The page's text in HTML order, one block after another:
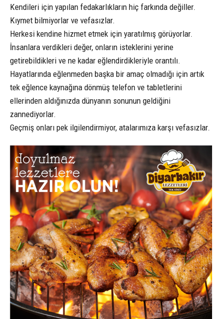
Kendileri için yapılan fedakarlıkların hiç farkında değiller.
Kıymet bilmiyorlar ve vefasızlar.
Herkesi kendine hizmet etmek için yaratılmış görüyorlar.
İnsanlara verdikleri değer, onların isteklerini yerine
getirebildikleri ve ne kadar eğlendirdikleriyle orantılı.
Hayatlarında eğlenmeden başka bir amaç olmadığı için artık
tek eğlence kaynağına dönmüş telefon ve tabletlerini
ellerinden aldığınızda dünyanın sonunun geldiğini
zannediyorlar.
Geçmiş onları pek ilgilendirmiyor, atalarımıza karşı vefasızlar.